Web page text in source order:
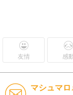
友情 感
マシュマ